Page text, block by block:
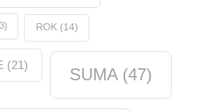
ROK(14)
(21) SUMA(47)